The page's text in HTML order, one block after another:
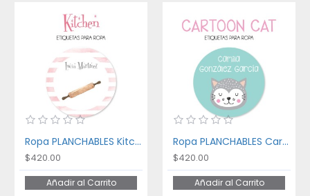
Ropa PLANCHABLES Kitchen
$420.00
Añadir al Carrito
Ropa PLANCHABLES Cartoon Cat
$420.00
Añadir al Carrito